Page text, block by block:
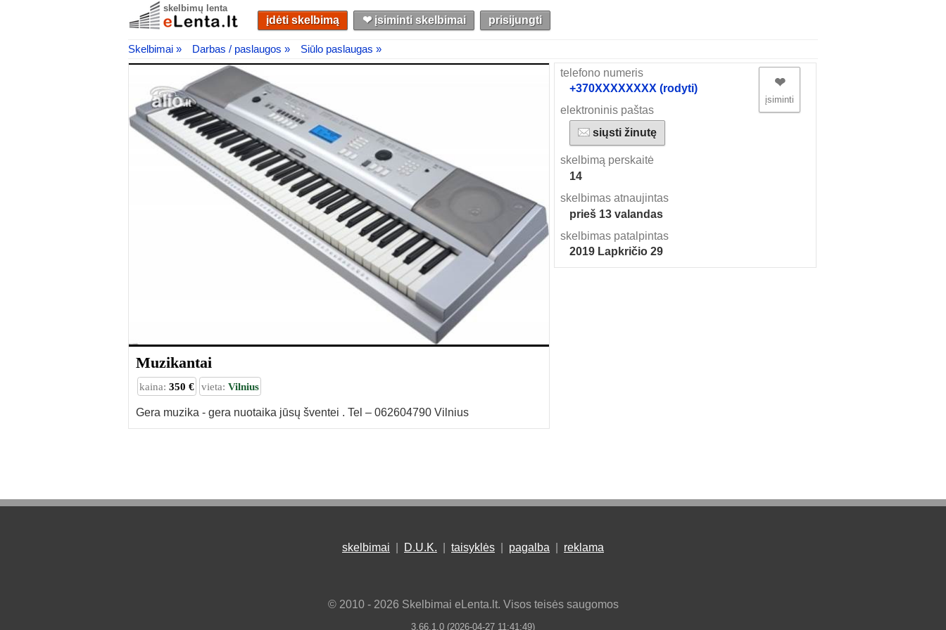
skelbimų lenta
įdėti skelbimą ❤︎ įsiminti skelbimai prisijungti
Skelbimai » Darbas / paslaugos » Siūlo paslaugas »
Muzikantai
kaina: 350 € vieta: Vilnius
Gera muzika - gera nuotaika jūsų šventei . Tel – 062604790 Vilnius
telefono numeris
+370XXXXXXXX (rodyti)
elektroninis paštas
siųsti žinutę
skelbimą perskaitė
14
skelbimas atnaujintas
prieš 13 valandas
skelbimas patalpintas
2019 Lapkričio 29
❤︎
įsiminti
skelbimai D.U.K. taisyklės pagalba reklama
© 2010 - 2026 Skelbimai eLenta.lt. Visos teisės saugomos
3.66.1.0 (2026-04-27 11:41:49)